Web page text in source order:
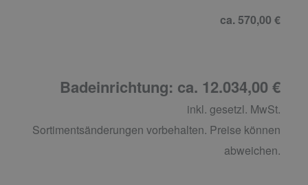
ca. 570,00 €
Badeinrichtung: ca. 12.034,00 €
inkl. gesetzl. MwSt.
Sortimentsänderungen vorbehalten. Preise können
abweichen.